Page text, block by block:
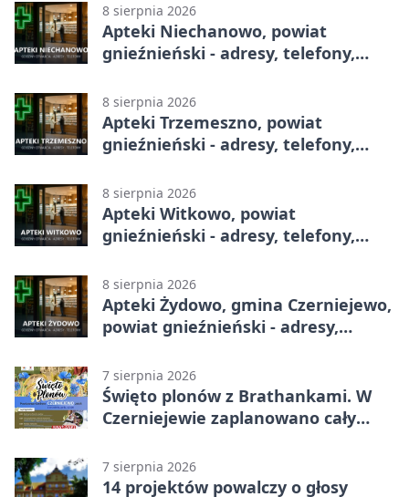
8 sierpnia 2026
Apteki Niechanowo, powiat
gnieźnieński - adresy, telefony,
8 sierpnia 2026
Apteki Trzemeszno, powiat
gnieźnieński - adresy, telefony,
8 sierpnia 2026
Apteki Witkowo, powiat
gnieźnieński - adresy, telefony,
8 sierpnia 2026
Apteki Żydowo, gmina Czerniejewo,
powiat gnieźnieński - adresy,
7 sierpnia 2026
Święto plonów z Brathankami. W
Czerniejewie zaplanowano cały
7 sierpnia 2026
14 projektów powalczy o głosy